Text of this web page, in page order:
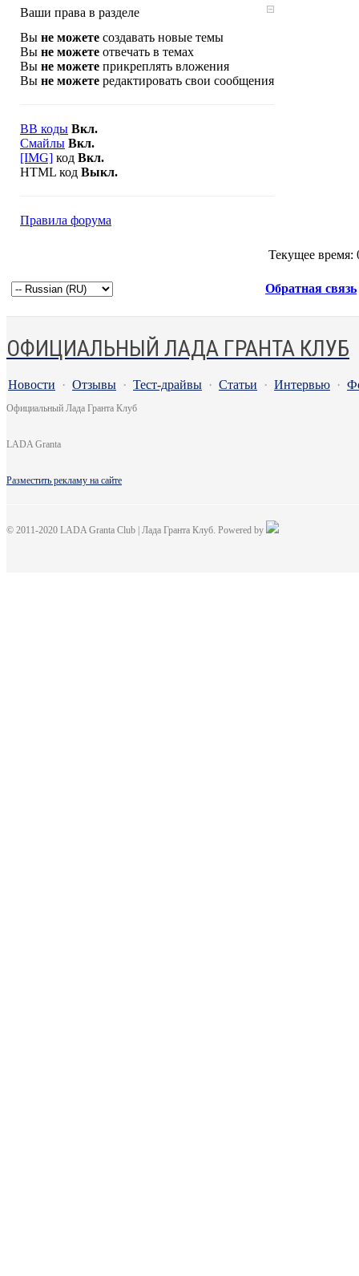
Ваши права в разделе
Вы не можете создавать новые темы
Вы не можете отвечать в темах
Вы не можете прикреплять вложения
Вы не можете редактировать свои сообщения
BB коды Вкл.
Смайлы Вкл.
[IMG] код Вкл.
HTML код Выкл.
Правила форума
Текущее время:
Обратная связь
ОФИЦИАЛЬНЫЙ ЛАДА ГРАНТА КЛУБ
Новости · Отзывы · Тест-драйвы · Статьи · Интервью ·
Официальный Лада Гранта Клуб
LADA Granta
Разместить рекламу на сайте
© 2011-2020 LADA Granta Club | Лада Гранта Клуб. Powered by